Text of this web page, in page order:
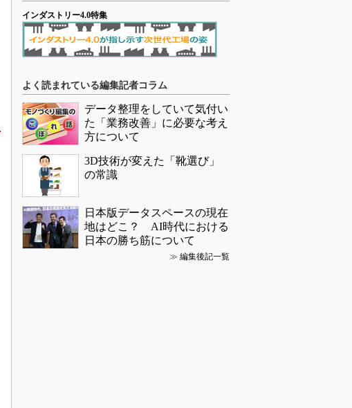
インダストリー4.0特集
よく読まれている編集記者コラム
データ整理をしていて気付い
た「業務改善」に必要な考え
方について
3D技術が変えた「靴選び」
の常識
日本版データスペースの現在
地はどこ？ AI時代における
日本の勝ち筋について
≫ 編集後記一覧